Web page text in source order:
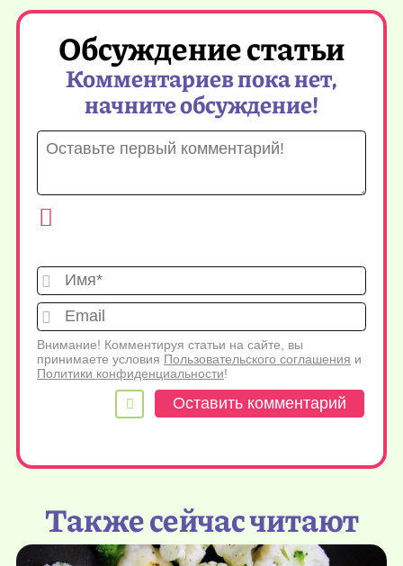
Обсуждение статьи
Комментариев пока нет,
начните обсуждение!
Имя*
Внимание! Комментируя статьи на сайте, вы
принимаете условия Пользовательского соглашения и
Политики конфиденциальности!
Также сейчас читают